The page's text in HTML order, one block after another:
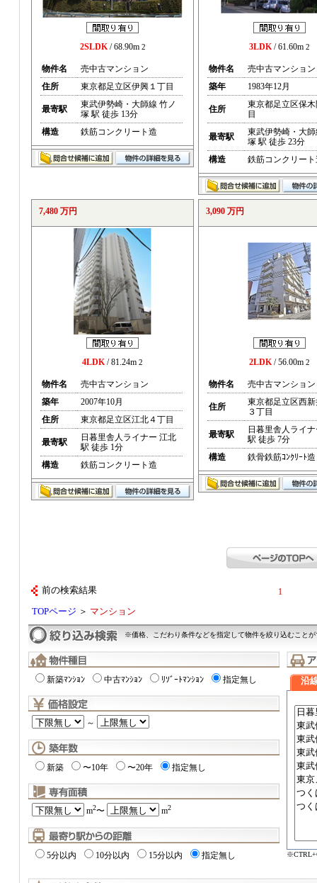
2SLDK/ 68.90m 2
物件名
売中古マンション
住所
東京都足立区伊興１丁目
最寄駅
東武伊勢崎・大師線 竹ノ
塚 駅 徒歩 13分
構造
鉄筋コンクリート造
3LDK/ 61.60m 2
物件名
売中古マンション
築年
1983年12月
住所
東京都足立区保
目
最寄駅
東武伊勢崎・大
塚 駅 徒歩 23分
構造
鉄筋コンクリー
7,480 万円
4LDK/ 81.24m 2
物件名
売中古マンション
築年
2007年10月
住所
東京都足立区江北４丁目
最寄駅
日暮里舎人ライナー 江北
駅 徒歩 1分
構造
鉄筋コンクリート造
3,090 万円
2LDK/ 56.00m 2
物件名 売中古マンション
住所
東京都足立区西
３丁目
最寄駅
日暮里舎人ライ
駅 徒歩 7分
構造
鉄骨鉄筋ｺﾝｸﾘｰﾄ造
前の検索結果 1
TOPページ ＞ マンション
※価格、こだわり条件などを指定して物件を絞り込むことが
新築ﾏﾝｼｮﾝ 中古ﾏﾝｼｮﾝ ﾘｿﾞｰﾄﾏﾝｼｮﾝ 指定無し
～
新築 〜10年 〜20年 指定無し
m2〜 m2
5分以内 10分以内 15分以内 指定無し
沿